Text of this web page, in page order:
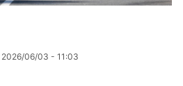
2026/06/03 - 11:03